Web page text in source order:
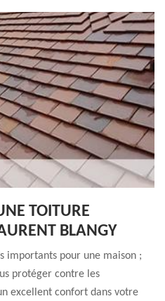
TOITURE
BLANGY
importants pour une maison ;
protéger contre les
excellent confort dans votre